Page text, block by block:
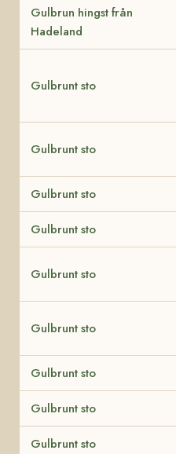
Gulbrun hingst från
Hadeland
Gulbrunt sto
Gulbrunt sto
Gulbrunt sto
Gulbrunt sto
Gulbrunt sto
Gulbrunt sto
Gulbrunt sto
Gulbrunt sto
Gulbrunt sto